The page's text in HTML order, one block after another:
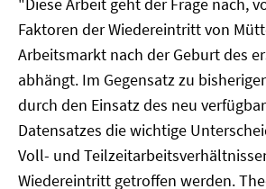
Faktoren der Wiedereintritt von
Arbeitsmarkt nach der Geburt des
abhängt. Im Gegensatz zu
durch den Einsatz des neu
Datensatzes die wichtige
Voll- und
Wiedereintritt getroffen werden.